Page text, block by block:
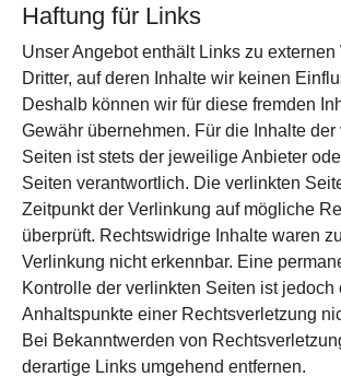
Haftung für Links
Unser Angebot enthält Links zu externen
Dritter, auf deren Inhalte wir keinen
Deshalb können wir für diese fremden
Gewähr übernehmen. Für die Inhalte der
Seiten ist stets der jeweilige Anbieter
Seiten verantwortlich. Die verlinkten
Zeitpunkt der Verlinkung auf mögliche
überprüft. Rechtswidrige Inhalte waren
Verlinkung nicht erkennbar. Eine
Kontrolle der verlinkten Seiten ist jedoch
Anhaltspunkte einer Rechtsverletzung
Bei Bekanntwerden von
derartige Links umgehend entfernen.